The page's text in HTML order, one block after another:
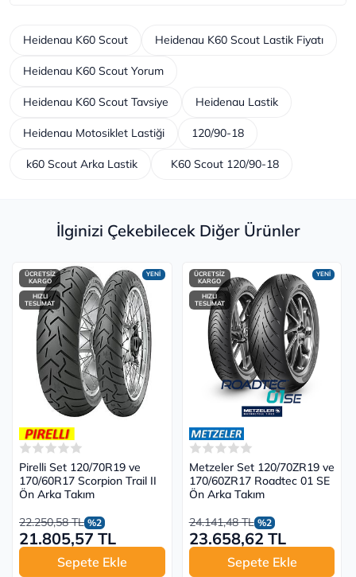
Heidenau K60 Scout Heidenau K60 Scout Lastik Fiyatı
Heidenau K60 Scout Yorum
Heidenau K60 Scout Tavsiye Heidenau Lastik
Heidenau Motosiklet Lastiği 120/90-18
k60 Scout Arka Lastik K60 Scout 120/90-18
İlginizi Çekebilecek Diğer Ürünler
YENİ
ÜCRETSİZ
KARGO
HIZLI
TESLİMAT
Pirelli Set 120/70R19 ve
170/60R17 Scorpion Trail II
Ön Arka Takım
22.250,58 TL %2
21.805,57 TL
Sepete Ekle
YENİ
ÜCRETSİZ
KARGO
HIZLI
TESLİMAT
Metzeler Set 120/70ZR19 ve
170/60ZR17 Roadtec 01 SE
Ön Arka Takım
24.141,48 TL %2
23.658,62 TL
Sepete Ekle